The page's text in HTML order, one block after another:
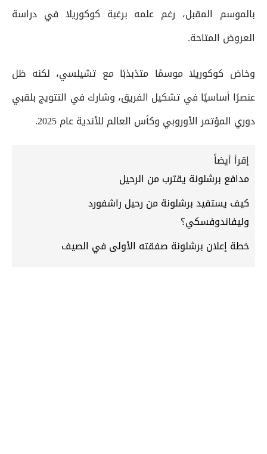
بالموسم المقبل، رغم علمه برغبة كوكوريلا في دراسة
العروض المتاحة.
وخاض كوكوريلا موسمًا متذبذبًا مع تشيلسي، لكنه ظل
عنصرًا أساسيًا في تشكيل الفريق، وشارك في التتويج بلقبي
دوري المؤتمر الأوروبي وكأس العالم للأندية عام 2025.
إقرأ أيضاً
مدافع برشلونة يقترب من الرحيل
كيف يستفيد برشلونة من رحيل راشفورد
وليفاندوفسكي؟
خطة إعلان برشلونة صفقته الأولى في الصيف